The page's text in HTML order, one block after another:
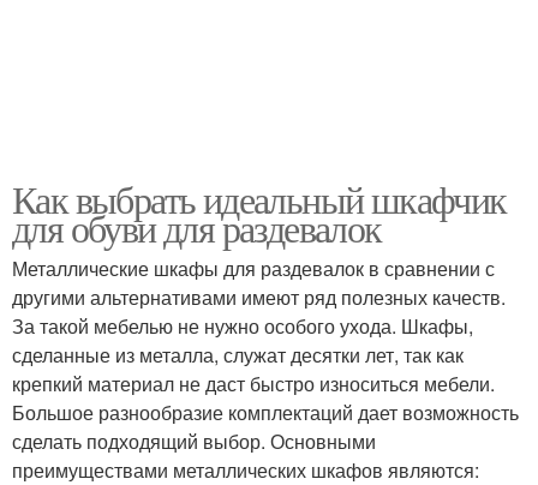
Как выбрать идеальный шкафчик
для обуви для раздевалок
Металлические шкафы для раздевалок в сравнении с
другими альтернативами имеют ряд полезных качеств.
За такой мебелью не нужно особого ухода. Шкафы,
сделанные из металла, служат десятки лет, так как
крепкий материал не даст быстро износиться мебели.
Большое разнообразие комплектаций дает возможность
сделать подходящий выбор. Основными
преимуществами металлических шкафов являются: